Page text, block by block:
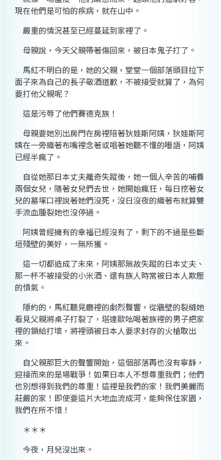
現在他們是可怕的疾病，就在山中。
嚴重的情況甚至已經蔓延到家裡了。
母親說，今天父親帶著傷回來，被日本鬼子打了。
馬紅不明白的是，她的父親，堂堂一個部落頭目拉下
面子來為自己的長子敬酒道歉，不被接受就算了，為何
要打他父親呢？
這是污辱了他們賽德克族！
母親要她別出房門在房裡陪著狄娃斯阿姨，狄娃斯阿
姨在一旁織著布嘴裡念著或唱著她聽不懂的囈語，阿姨
已經半瘋了。
自從她那日本丈夫離奇失蹤後，她一個人辛苦的哺養
兩個女兒，隨著女兒們去世，她開始瘋狂，每日挖著女
兒的墓塚口裡說著她們沒死，沒日沒夜的織著布就算雙
手流血腫裂她也沒停過。
阿姨曾經擁有的幸福已經沒有了，剩下的不過是些斷
垣殘壁的美好，一無所獲。
這一切都造成了未來，阿姨那無故失蹤的日本丈夫、
那一杯不被接受的小米酒、還有族人時常被日本人欺壓
的憤氣。
隱約的，馬紅聽見廳裡的劇烈聲響，從牆壁的裂縫她
看見父親將桌子打裂了，塔達歐吆喝著族裡的男子把家
裡的鎖給打壞，將裡頭被日本人要求封存的火槍取出
來。
自父親那巨大的聲響開始，這個部落再也沒有寧靜，
迎接而來的是場戰爭！如果日本人不想尊重我們；他們
也別想得到我們的尊重！這裡是我們的家！我們美麗而
莊嚴的家！即使要這片大地血流成河，能夠保住家園，
我們在所不惜！
＊＊＊
今夜，月兒沒出來。